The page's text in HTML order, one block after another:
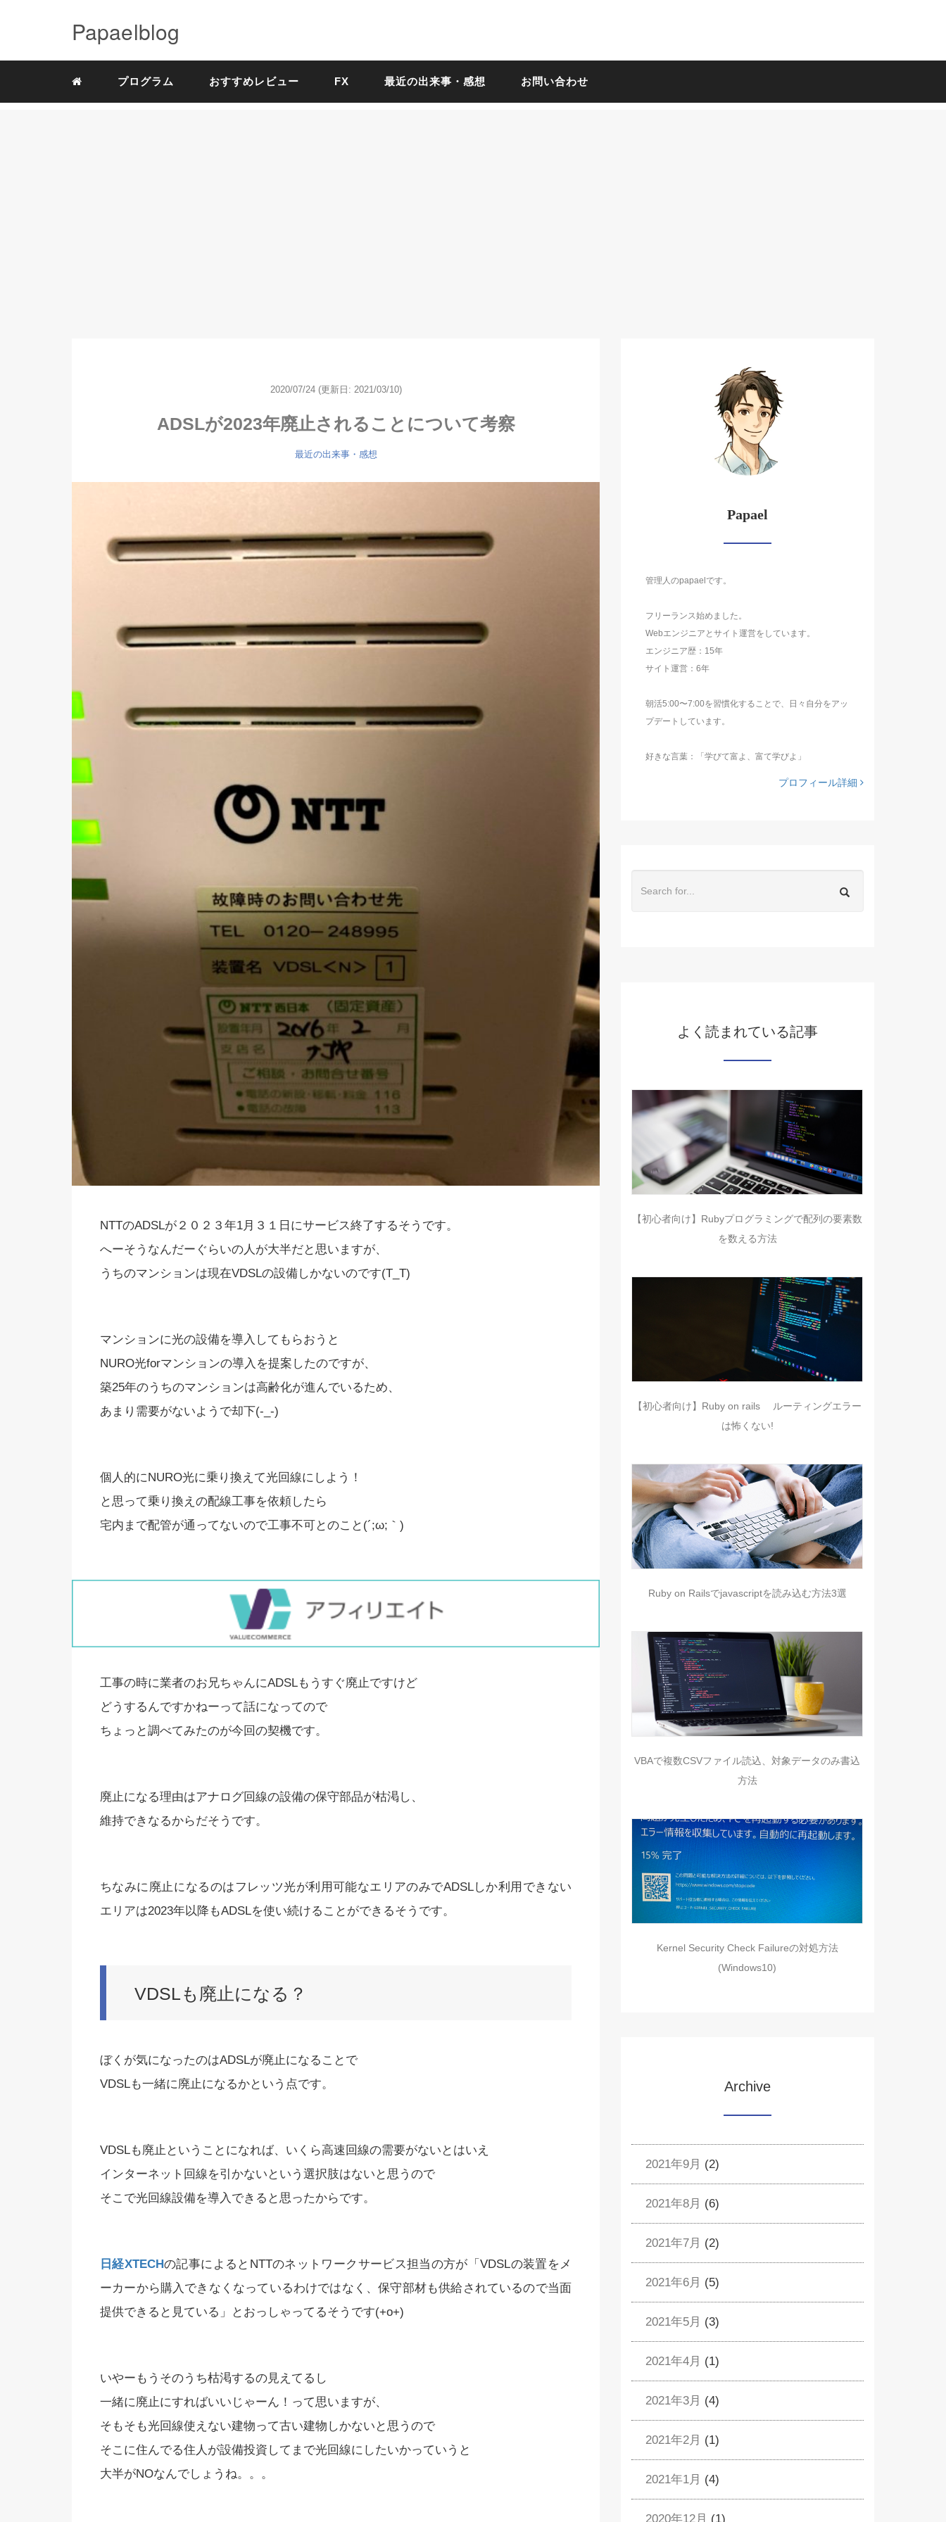
Papaelblog
プログラム おすすめレビュー FX 最近の出来事・感想 お問い合わせ
2020/07/24 (更新日: 2021/03/10)
ADSLが2023年廃止されることについて考察
最近の出来事・感想
NTTのADSLが２０２３年1月３１日にサービス終了するそうです。
へーそうなんだーぐらいの人が大半だと思いますが、
うちのマンションは現在VDSLの設備しかないのです(T_T)
マンションに光の設備を導入してもらおうと
NURO光forマンションの導入を提案したのですが、
築25年のうちのマンションは高齢化が進んでいるため、
あまり需要がないようで却下(-_-)
個人的にNURO光に乗り換えて光回線にしよう！
と思って乗り換えの配線工事を依頼したら
宅内まで配管が通ってないので工事不可とのこと(´;ω;｀)
工事の時に業者のお兄ちゃんにADSLもうすぐ廃止ですけど
どうするんですかねーって話になってので
ちょっと調べてみたのが今回の契機です。
廃止になる理由はアナログ回線の設備の保守部品が枯渇し、
維持できなるからだそうです。
ちなみに廃止になるのはフレッツ光が利用可能なエリアのみでADSLしか利用できない
エリアは2023年以降もADSLを使い続けることができるそうです。
VDSLも廃止になる？
ぼくが気になったのはADSLが廃止になることで
VDSLも一緒に廃止になるかという点です。
VDSLも廃止ということになれば、いくら高速回線の需要がないとはいえ
インターネット回線を引かないという選択肢はないと思うので
そこで光回線設備を導入できると思ったからです。
日経XTECHの記事によるとNTTのネットワークサービス担当の方が「VDSLの装置をメ
ーカーから購入できなくなっているわけではなく、保守部材も供給されているので当面
提供できると見ている」とおっしゃってるそうです(+o+)
いやーもうそのうち枯渇するの見えてるし
一緒に廃止にすればいいじゃーん！って思いますが、
そもそも光回線使えない建物って古い建物しかないと思うので
そこに住んでる住人が設備投資してまで光回線にしたいかっていうと
大半がNOなんでしょうね。。。
Papael
管理人のpapaelです。
フリーランス始めました。
Webエンジニアとサイト運営をしています。
エンジニア歴：15年
サイト運営：6年
朝活5:00〜7:00を習慣化することで、日々自分をアッ
プデートしています。
好きな言葉：「学びて富よ、富て学びよ」
プロフィール詳細
よく読まれている記事
【初心者向け】Rubyプログラミングで配列の要素数
を数える方法
【初心者向け】Ruby on rails ルーティングエラー
は怖くない!
Ruby on Railsでjavascriptを読み込む方法3選
VBAで複数CSVファイル読込、対象データのみ書込
方法
Kernel Security Check Failureの対処方法
(Windows10)
Archive
2021年9月 (2)
2021年8月 (6)
2021年7月 (2)
2021年6月 (5)
2021年5月 (3)
2021年4月 (1)
2021年3月 (4)
2021年2月 (1)
2021年1月 (4)
2020年12月 (1)